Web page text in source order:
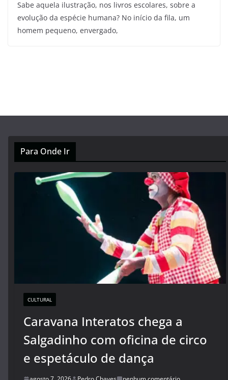
Sabe aquela ilustração, nos livros escolares, sobre a
evolução da espécie humana? No início da fila, um
homem pequeno, envergado,
Para Onde Ir
CULTURAL
Caravana Interatos chega a
Salgadinho com oficina de circo
e espetáculo de dança